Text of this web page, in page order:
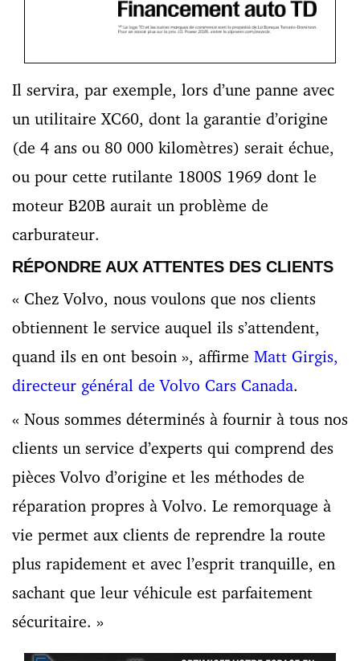
Il servira, par exemple, lors d’une panne avec
un utilitaire XC60, dont la garantie d’origine
(de 4 ans ou 80 000 kilomètres) serait échue,
ou pour cette rutilante 1800S 1969 dont le
moteur B20B aurait un problème de
carburateur.
RÉPONDRE AUX ATTENTES DES CLIENTS
« Chez Volvo, nous voulons que nos clients
obtiennent le service auquel ils s’attendent,
quand ils en ont besoin », affirme Matt Girgis,
directeur général de Volvo Cars Canada.
« Nous sommes déterminés à fournir à tous nos
clients un service d’experts qui comprend des
pièces Volvo d’origine et les méthodes de
réparation propres à Volvo. Le remorquage à
vie permet aux clients de reprendre la route
plus rapidement et avec l’esprit tranquille, en
sachant que leur véhicule est parfaitement
sécuritaire. »